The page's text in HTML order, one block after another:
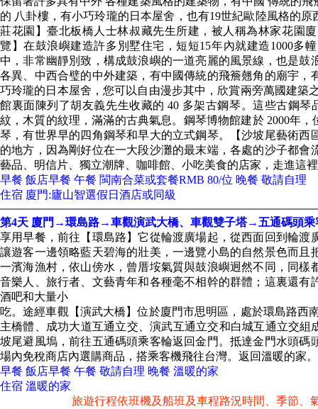
的 八卦樓，有小巧玲瓏的日本屋舍，也有19世紀歐陸風格的
莊花園】臺北板橋人士林叔藏先生所建，被人稱為林家花園
覽】在鼓浪嶼建造許多別墅住宅，短短15年內就建造1000多
中，非常幽靜別致，構成鼓浪嶼的一道亮麗的風景線，也是
各異、中西合璧的中外建築，有中國傳統的飛簷翹角的廟宇
巧玲瓏的日本屋舍，您可以自由漫步其中，欣賞兩旁萬國建築
館裏面陳列了胡友義先生收藏的 40 多架古鋼琴。這些古鋼
紋，木質的紋理，滿滿的古典氣息。鋼琴博物館建於 2000年
琴，有世界早的四角鋼琴和早大的立式鋼琴。【沙坡尾藝術
的地方，因為剛好位在一大段沙灘的最末端，各處的沙子都
藝品、明信片、獨立潮牌、咖啡館、小吃美食的店家，走進這
早餐 飯店早餐 午餐 閩南合菜或套餐RMB 80/位 晚餐 敬請自理
住宿 廈門:廬山智選假日酒店或同級
第4天 廈門→環島路→車觀演武大橋、車觀雙子塔→五通碼頭
享用早餐，前往【環島路】它從輪渡廣場起，從西面回到輪
讓遊客一邊領略藍天碧海的壯美，一邊覽小島的自然景色而
一濱海漁村，依山傍水，曾厝垵氣質與鼓浪嶼迥然不同，同
音樂人、旅行者、文藝青年和各種毫不相幹的群體；這裏還
酒吧和大量小
吃。途經車觀【演武大橋】位於廈門市思明區，處於環島路西
主橋體、成功大道互通立交、演武互通立交和白城互通立交
坡尾避風塢，前往五通碼頭乘客輪返回金門。抵達金門水頭
場內免稅商店內選購商品，搭乘客機飛往台灣。返回溫暖的家
早餐 飯店早餐 午餐 敬請自理 晚餐 溫暖的家
住宿 溫暖的家
旅遊行程依班機及船班及車程路況時間、季節、